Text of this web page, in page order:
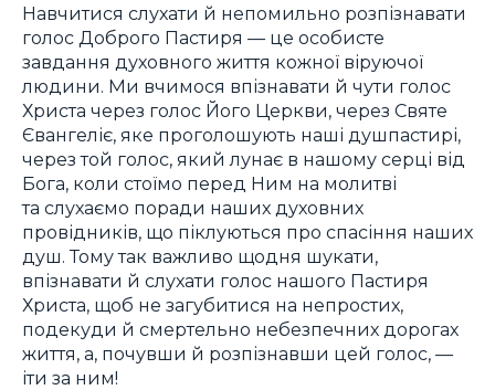
Навчитися слухати й непомильно розпізнавати
голос Доброго Пастиря — це особисте
завдання духовного життя кожної віруючої
людини. Ми вчимося впізнавати й чути голос
Христа через голос Його Церкви, через Святе
Євангеліє, яке проголошують наші душпастирі,
через той голос, який лунає в нашому серці від
Бога, коли стоїмо перед Ним на молитві
та слухаємо поради наших духовних
провідників, що піклуються про спасіння наших
душ. Тому так важливо щодня шукати,
впізнавати й слухати голос нашого Пастиря
Христа, щоб не загубитися на непростих,
подекуди й смертельно небезпечних дорогах
життя, а, почувши й розпізнавши цей голос, —
іти за ним!